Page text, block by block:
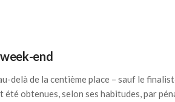
end
delà de la centième place – sauf le
obtenues, selon ses habitudes, par